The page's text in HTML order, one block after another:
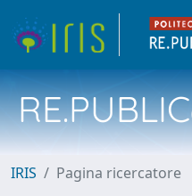
IRIS Pagina ricercatore